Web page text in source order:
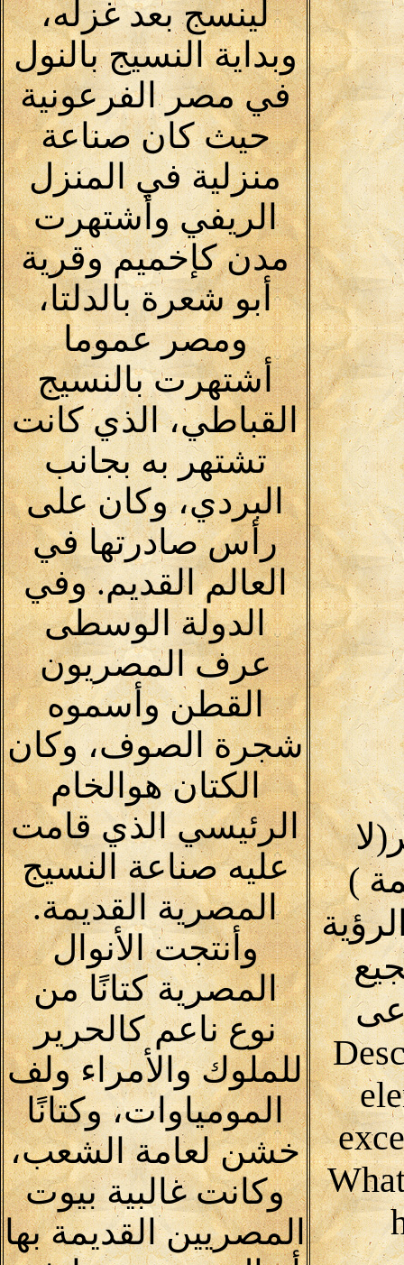
كلمة )
لينسج بعد غزله،
وبداية النسيج بالنول
في مصر الفرعونية
حيث كان صناعة
منزلية في المنزل
الريفي وأشتهرت
مدن كإخميم وقرية
أبو شعرة بالدلتا،
ومصر عموما
أشتهرت بالنسيج
القباطي، الذي كانت
تشتهر به بجانب
البردي، وكان على
رأس صادرتها في
العالم القديم. وفي
الدولة الوسطى
عرف المصريون
القطن وأسموه
شجرة الصوف، وكان
الكتان هوالخام
الرئيسي الذي قامت
عليه صناعة النسيج
المصرية القديمة.
وأنتجت الأنوال
المصرية كتانًا من
نوع ناعم كالحرير
للملوك والأمراء ولف
المومياوات، وكتانًا
خشن لعامة الشعب،
وكانت غالبية بيوت
المصريين القديمة بها